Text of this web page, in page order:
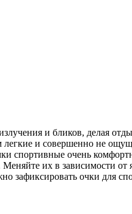
и бликов, делая
и совершенно не
спортивные очень
их в зависимости от
зафиксировать очки для